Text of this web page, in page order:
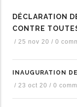
DÉCLARATION
CONTRE
/ 25 nov 20 / 0
INAUGURATION
/ 23 oct 20 / 0